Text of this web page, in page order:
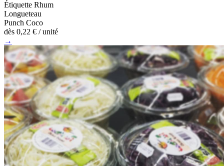
Étiquette Rhum
Longueteau
Punch Coco
dès 0,22 € / unité
→